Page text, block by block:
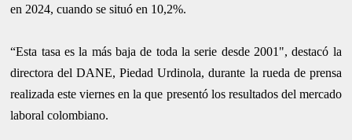
en 2024, cuando se situó en 10,2%.
“Esta tasa es la más baja de toda la serie desde 2001", destacó la
directora del DANE, Piedad Urdinola, durante la rueda de prensa
realizada este viernes en la que presentó los resultados del mercado
laboral colombiano.